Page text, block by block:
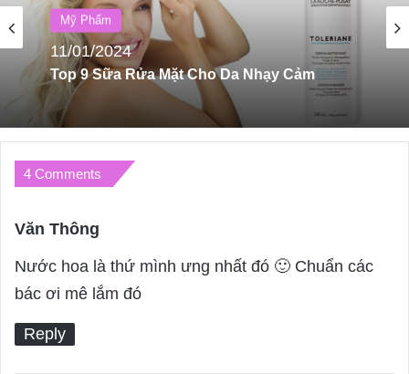
Mỹ Phẩm
11/01/2024
Top 9 Sữa Rửa Mặt Cho Da Nhạy Cảm
Mỹ Phẩm
11/01/2024
Top 3 Shop Mỹ Phẩm Nhật Bản Uy Tín Nhất
Tại Sài Gòn
4 Comments
Văn Thông
a
y
Nước hoa là thứ mình ưng nhất đó 🙂 Chuẩn các
bác ơi mê lắm đó
Reply